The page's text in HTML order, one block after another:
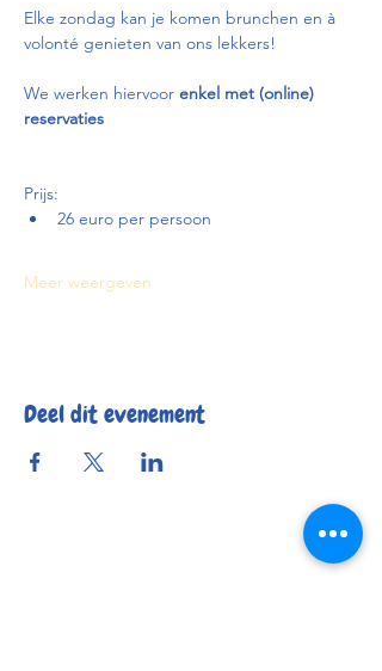
Elke zondag kan je komen brunchen en à
volonté genieten van ons lekkers!
We werken hiervoor enkel met (online)
reservaties
Prijs:
26 euro per persoon
Meer weergeven
Deel dit evenement